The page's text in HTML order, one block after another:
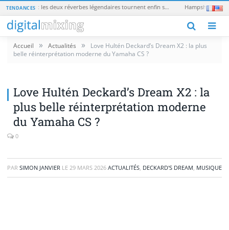
TENDANCES Universal Audio EMT 250 et EMT 140 : les deux réverbes légendaires tournent enfin sans matériel UAD
Accueil » Actualités »
Love Hultén Deckard’s Dream X2 : la plus
belle réinterprétation moderne du Yamaha CS ?
Love Hultén Deckard’s Dream X2 : la
plus belle réinterprétation moderne
du Yamaha CS ?
0
PAR SIMON JANVIER LE 29 MARS 2026 ACTUALITÉS, DECKARD'S DREAM, MUSIQUE